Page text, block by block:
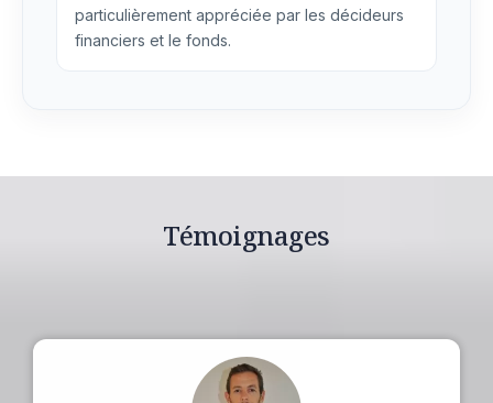
particulièrement appréciée par les décideurs
financiers et le fonds.
Témoignages